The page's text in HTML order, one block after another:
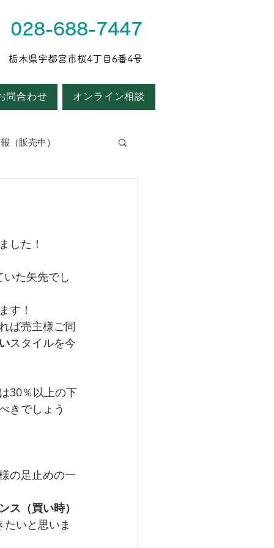
028-688-7447
栃木県宇都宮市桜4丁目6番4号
問合わせ オンライン相談
（販売中）
した！
た矢先でし
す！
ば売主様ご同
スタイルを今
30％以上の下
きでしょう
の足止めの一
ス（買い時）
たいと思いま